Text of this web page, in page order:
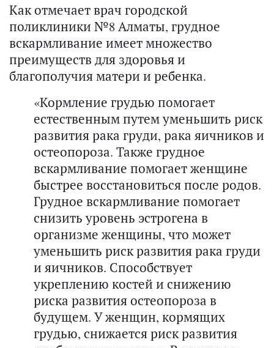
Как отмечает врач городской
поликлиники №8 Алматы, грудное
вскармливание имеет множество
преимуществ для здоровья и
благополучия матери и ребенка.
«Кормление грудью помогает
естественным путем уменьшить риск
развития рака груди, рака яичников и
остеопороза. Также грудное
вскармливание помогает женщине
быстрее восстановиться после родов.
Грудное вскармливание помогает
снизить уровень эстрогена в
организме женщины, что может
уменьшить риск развития рака груди
и яичников. Способствует
укреплению костей и снижению
риска развития остеопороза в
будущем. У женщин, кормящих
грудью, снижается риск развития